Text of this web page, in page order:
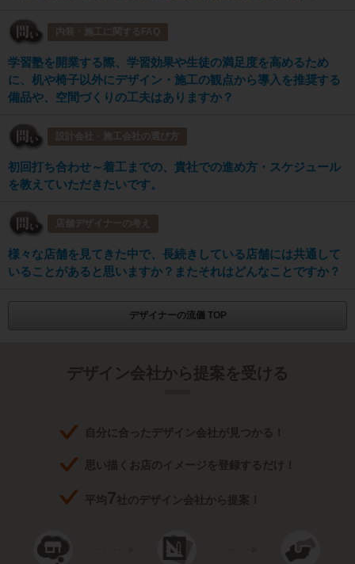
内装・施工に関するFAQ
学習塾を開業する際、学習効果や生徒の満足度を高めるため
に、机や椅子以外にデザイン・施工の観点から導入を推奨する
備品や、空間づくりの工夫はありますか？
設計会社・施工会社の選び方
初回打ち合わせ～着工までの、貴社での進め方・スケジュール
を教えていただきたいです。
店舗デザイナーの考え
様々な店舗を見てきた中で、長続きしている店舗には共通して
いることがあると思いますか？またそれはどんなことですか？
デザイナーの流儀 TOP
デザイン会社から提案を受ける
自分に合ったデザイン会社が見つかる！
思い描くお店のイメージを登録するだけ！
平均7 社のデザイン会社から提案！